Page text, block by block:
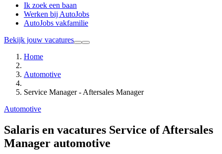
Ik zoek een baan
Werken bij AutoJobs
AutoJobs vakfamilie
Bekijk jouw vacatures
Home
Automotive
Service Manager - Aftersales Manager
Automotive
Salaris en vacatures Service of Aftersales
Manager automotive